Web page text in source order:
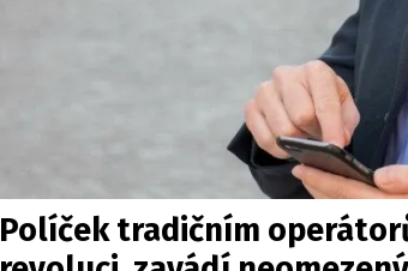
Políček tradičním